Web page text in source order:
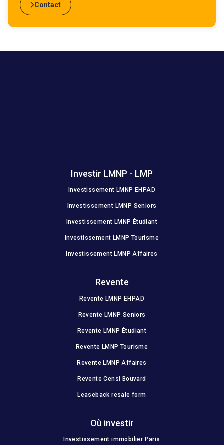
Contact
Investir LMNP - LMP
Investissement LMNP EHPAD
Investissement LMNP Seniors
Investissement LMNP Étudiant
Investissement LMNP Tourisme
Investissement LMNP Affaires
Revente
Revente LMNP EHPAD
Revente LMNP Seniors
Revente LMNP Étudiant
Revente LMNP Tourisme
Revente LMNP Affaires
Revente Censi Bouvard
Leaseback resale form
Où investir
Investissement immobilier Paris